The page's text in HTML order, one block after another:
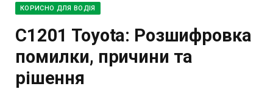
КОРИСНО ДЛЯ ВОДІЯ
C1201 Toyota: Розшифровка
помилки, причини та
рішення